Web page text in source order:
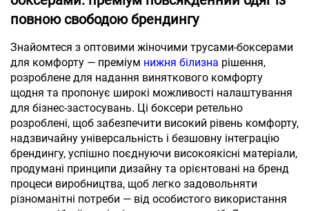
повною свободою брендингу
Знайомтеся з оптовими жіночими трусами-боксерами
для комфорту — преміум нижня білизна рішення,
розроблене для надання виняткового комфорту
щодня та пропонує широкі можливості налаштування
для бізнес-застосувань. Ці боксери ретельно
розроблені, щоб забезпечити високий рівень комфорту,
надзвичайну універсальність і безшовну інтеграцію
брендингу, успішно поєднуючи високоякісні матеріали,
продумані принципи дизайну та орієнтовані на бренд
процеси виробництва, щоб легко задовольняти
різноманітні потреби — від особистого використання